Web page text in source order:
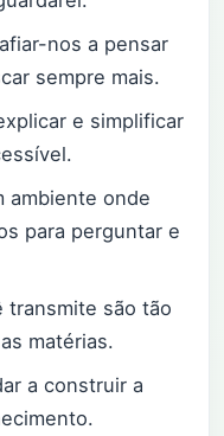
nos a pensar
sempre mais.
e simplificar
ambiente onde
para perguntar e
transmite são tão
matérias.
a construir a